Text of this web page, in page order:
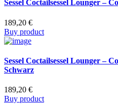
Sessel Coctailsessel Lounger –
189,20 €
Buy product
Sessel Coctailsessel Lounger –
Schwarz
189,20 €
Buy product